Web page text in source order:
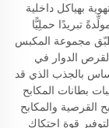
بهياكل داخلية
تبريدًا حملِيًّا
مجموعة المكبس
الدوار في
بالجذب الذي قد
بطانات المكابح
القرصية والمكابح
قوة احتكاك